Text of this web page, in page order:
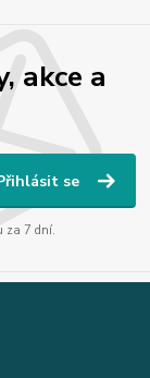
akce a
se
za 7 dní.